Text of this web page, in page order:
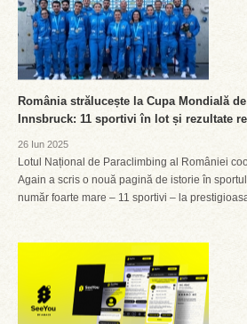
România strălucește la Cupa Mondială
Innsbruck: 11 sportivi în lot și rezultate
26 Iun 2025
Lotul Național de Paraclimbing al României
Again a scris o nouă pagină de istorie în
număr foarte mare – 11 sportivi – la